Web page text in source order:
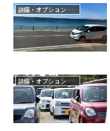
装備・オプション・用途
装備・オプション・用途